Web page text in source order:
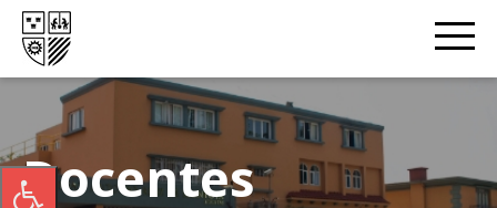
Docentes